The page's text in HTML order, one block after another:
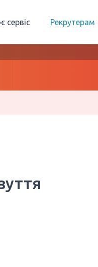
сервіс Рекрутерам